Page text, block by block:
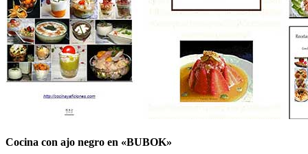
Cocina con ajo negro en «BUBOK»